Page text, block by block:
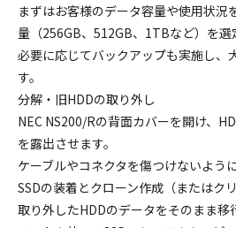
まずはお客様のデータ容量や使用状況
量 （256GB、512GB、1TBなど）を選
必要に応じてバックアップも実施し、
す。
分解・旧HDDの取り外し
NEC NS200/Rの背面カバーを開け、
を露出させます。
ケーブルやコネクタを傷つけないよう
SSDの装着とクローン作成（またはク
取り外したHDDのデータをそのまま移